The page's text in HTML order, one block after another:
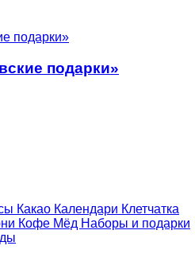
подарки»
Какао Календари Клетчатка
Кофе Мёд Наборы и подарки